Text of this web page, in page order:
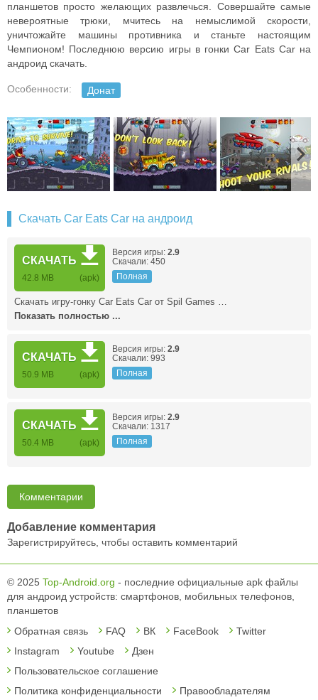
планшетов просто желающих развлечься. Совершайте самые
невероятные трюки, мчитесь на немыслимой скорости,
уничтожайте машины противника и станьте настоящим
Чемпионом! Последнюю версию игры в гонки Car Eats Car на
андроид скачать.
Особенности: Донат
Скачать Car Eats Car на андроид
СКАЧАТЬ
42.8 MB (apk)
Версия игры: 2.9
Скачали: 450
Полная
Скачать игру-гонку Car Eats Car от Spil Games …
Показать полностью ...
СКАЧАТЬ
50.9 MB (apk)
Версия игры: 2.9
Скачали: 993
Полная
СКАЧАТЬ
50.4 MB (apk)
Версия игры: 2.9
Скачали: 1317
Полная
Комментарии
Добавление комментария
Зарегистрируйтесь, чтобы оставить комментарий
© 2025 Top-Android.org - последние официальные apk файлы
для андроид устройств: смартфонов, мобильных телефонов,
планшетов
Обратная связь
FAQ ВК FaceBook
Twitter
Instagram
Youtube
Дзен
Пользовательское соглашение
Политика конфиденциальности
Правообладателям